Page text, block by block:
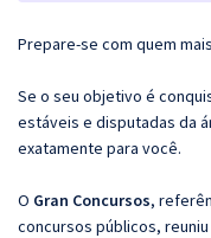
Prepare-se com quem
Se o seu objetivo é
estáveis e disputadas da
exatamente para você.
O Gran Concursos,
concursos públicos,